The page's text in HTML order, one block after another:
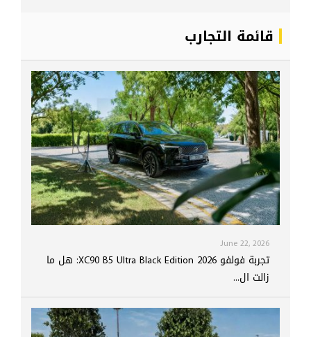
قائمة التجارب
June 22, 2026
تجربة فولفو XC90 B5 Ultra Black Edition 2026: هل ما
زالت ال...